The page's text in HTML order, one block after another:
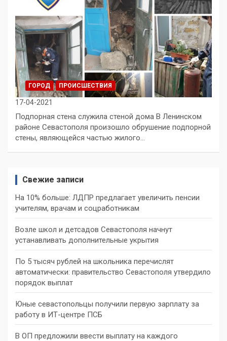
ГОРОД ПРОИСШЕСТВИЯ
17-04-2021
Подпорная стена служила стеной дома В Ленинском
районе Севастополя произошло обрушение подпорной
стены, являющейся частью жилого…
Свежие записи
На 10% больше: ЛДПР предлагает увеличить пенсии
учителям, врачам и соцработникам
Возле школ и детсадов Севастополя начнут
устанавливать дополнительные укрытия
По 5 тысяч рублей на школьника перечислят
автоматически: правительство Севастополя утвердило
порядок выплат
Юные севастопольцы получили первую зарплату за
работу в ИТ-центре ПСБ
В ОП предложили ввести выплату на каждого